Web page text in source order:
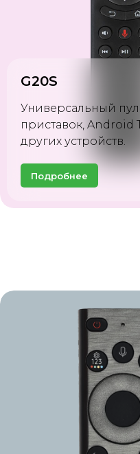
Универсальный
телевизоров бренда
Подробнее